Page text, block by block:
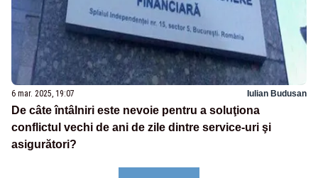
6 mar. 2025, 19:07 Iulian Budusan
De câte întâlniri este nevoie pentru a soluţiona
conflictul vechi de ani de zile dintre service-uri şi
asigurători?